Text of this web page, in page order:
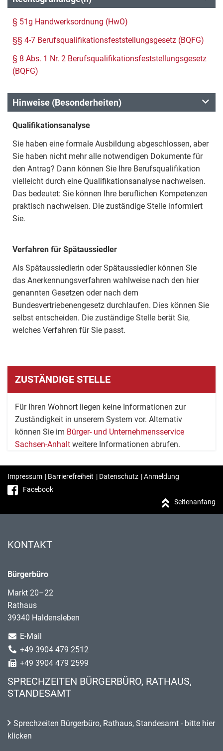
§ 51g Handwerksordnung (HwO)
§§ 4-7 Berufsqualifikationsfeststellungsgesetz (BQFG)
§ 8 Abs. 1 Nr. 2 Berufsqualifikationsfeststellungsgesetz
(BQFG)
Hinweise (Besonderheiten)
Qualifikationsanalyse
Sie haben eine formale Ausbildung abgeschlossen, aber
Sie haben nicht mehr alle notwendigen Dokumente für
den Antrag? Dann können Sie Ihre Berufsqualifikation
vielleicht durch eine Qualifikationsanalyse nachweisen.
Das bedeutet: Sie können Ihre beruflichen Kompetenzen
praktisch nachweisen. Die zuständige Stelle informiert
Sie.
Verfahren für Spätaussiedler
Als Spätaussiedlerin oder Spätaussiedler können Sie
das Anerkennungsverfahren wahlweise nach den hier
genannten Gesetzen oder nach dem
Bundesvertriebenengesetz durchlaufen. Dies können Sie
selbst entscheiden. Die zuständige Stelle berät Sie,
welches Verfahren für Sie passt.
ZUSTÄNDIGE STELLE
Für Ihren Wohnort liegen keine Informationen zur
Zuständigkeit in unserem System vor. Alternativ
können Sie im Bürger- und Unternehmensservice
Sachsen-Anhalt weitere Informationen abrufen.
Impressum | Barrierefreiheit | Datenschutz |Anmeldung
Facebook
Seitenanfang
KONTAKT
Bürgerbüro
Markt 20–22
Rathaus
39340 Haldensleben
E-Mail
+49 3904 479 2512
+49 3904 479 2599
SPRECHZEITEN BÜRGERBÜRO, RATHAUS,
STANDESAMT
Sprechzeiten Bürgerbüro, Rathaus, Standesamt - bitte hier
klicken